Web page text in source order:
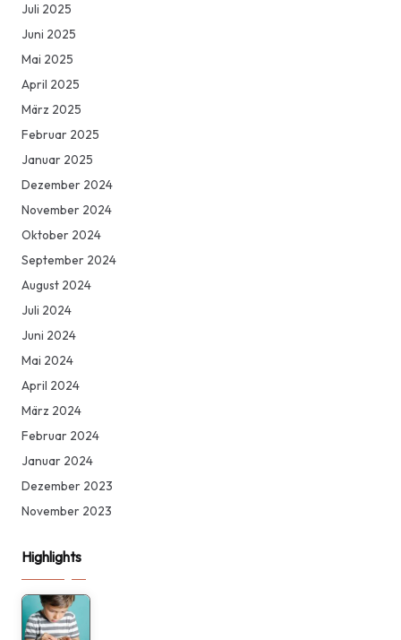
Juli 2025
Juni 2025
Mai 2025
April 2025
März 2025
Februar 2025
Januar 2025
Dezember 2024
November 2024
Oktober 2024
September 2024
August 2024
Juli 2024
Juni 2024
Mai 2024
April 2024
März 2024
Februar 2024
Januar 2024
Dezember 2023
November 2023
Highlights